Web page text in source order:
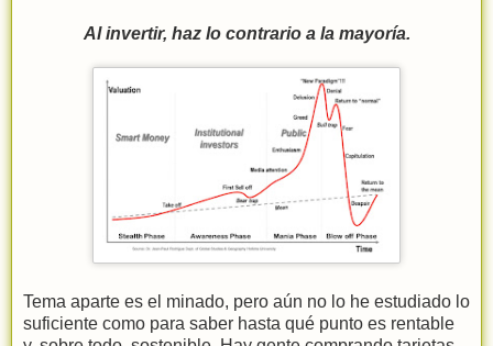
Al invertir, haz lo contrario a la mayoría.
Tema aparte es el minado, pero aún no lo he estudiado lo
suficiente como para saber hasta qué punto es rentable